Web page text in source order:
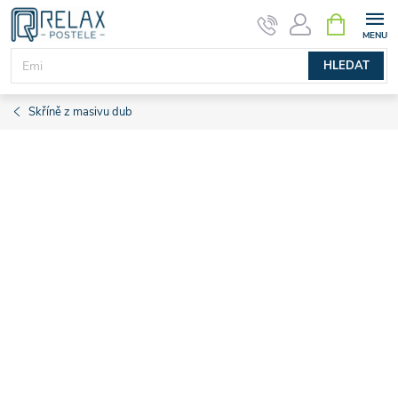
Přejít
obsah
HLEDAT
NÁKUPNÍ
KOŠÍK
Skříně z masivu dub